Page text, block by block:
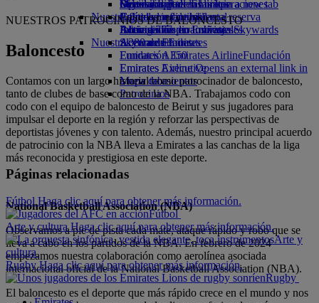
Opens an external link in a new tab
Bebidas
Nuestra flota
Boeing 777
A380 de Emirates
Emirates A350
Emirates Executive
Mapa de asientos
Diversión para los niños
Juguetes infantiles
Actividades para niños
Sostenibilidad en las operaciones
Política medioambiental
Informes medioambientales
Nuestras comunidades
Fundación Emirates AirlineFundación
Emirates Airline Opens an external link in
a new tab
Patrocinios
Skywards Rail
Calculadora de millas
Inicie sesión en Emirates Skywards
Skywards+
Móvil y app de Emirates
Cancelar o cambiar una reserva
Alteraciones en los viajes
Acerca de Emirates
NUESTROS PATROCINIOS DE BALONCESTO
Baloncesto
Contamos con un largo historial como patrocinador de baloncesto,
tanto de clubes de base como de la NBA. Trabajamos codo con
codo con el equipo de baloncesto de Beirut y sus jugadores para
impulsar el deporte en la región y reforzar las perspectivas de
deportistas jóvenes y con talento. Además, nuestro principal acuerdo
de patrocinio con la NBA lleva a Emirates a las canchas de la liga
más reconocida y prestigiosa en este deporte.
National Basketball Association (NBA)
Observamos a pie de pista cada mate, ataque rápido y robo que se
lleva a cabo en los partidos de la NBA. En febrero de 2024
empezamos nuestra colaboración como aerolínea asociada
internacional oficial de la National Basketball Association (NBA).
El baloncesto es el deporte que más rápido crece en el mundo y nos
Páginas relacionadas
Fútbol Haga clic aquí para obtener más información.
Fútbol
Arte y cultura Haga clic aquí para obtener más información.
Arte y
cultura
Rugby Haga clic aquí para obtener más información.
Rugby